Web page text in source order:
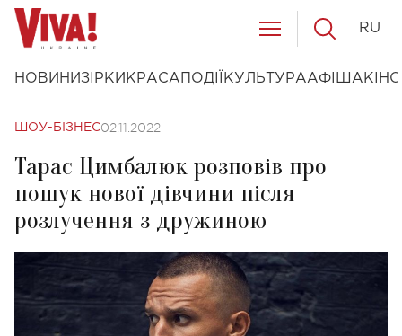
НОВИНИ ЗІРКИ КРАСА ПОДІЇ КУЛЬТУРААФІША КІНО
RU
ШОУ-БІЗНЕС02.11.2022
Тарас Цимбалюк розповів про
пошук нової дівчини після
розлучення з дружиною